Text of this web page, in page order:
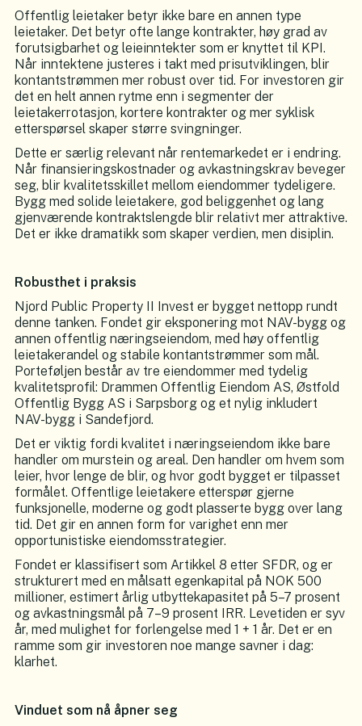
Offentlig leietaker betyr ikke bare en annen type
leietaker. Det betyr ofte lange kontrakter, høy grad av
forutsigbarhet og leieinntekter som er knyttet til KPI.
Når inntektene justeres i takt med prisutviklingen, blir
kontantstrømmen mer robust over tid. For investoren gir
det en helt annen rytme enn i segmenter der
leietakerrotasjon, kortere kontrakter og mer syklisk
etterspørsel skaper større svingninger.
Dette er særlig relevant når rentemarkedet er i endring.
Når finansieringskostnader og avkastningskrav beveger
seg, blir kvalitetsskillet mellom eiendommer tydeligere.
Bygg med solide leietakere, god beliggenhet og lang
gjenværende kontraktslengde blir relativt mer attraktive.
Det er ikke dramatikk som skaper verdien, men disiplin.
Robusthet i praksis
Njord Public Property II Invest er bygget nettopp rundt
denne tanken. Fondet gir eksponering mot NAV-bygg og
annen offentlig næringseiendom, med høy offentlig
leietakerandel og stabile kontantstrømmer som mål.
Porteføljen består av tre eiendommer med tydelig
kvalitetsprofil: Drammen Offentlig Eiendom AS, Østfold
Offentlig Bygg AS i Sarpsborg og et nylig inkludert
NAV-bygg i Sandefjord.
Det er viktig fordi kvalitet i næringseiendom ikke bare
handler om murstein og areal. Den handler om hvem som
leier, hvor lenge de blir, og hvor godt bygget er tilpasset
formålet. Offentlige leietakere etterspør gjerne
funksjonelle, moderne og godt plasserte bygg over lang
tid. Det gir en annen form for varighet enn mer
opportunistiske eiendomsstrategier.
Fondet er klassifisert som Artikkel 8 etter SFDR, og er
strukturert med en målsatt egenkapital på NOK 500
millioner, estimert årlig utbyttekapasitet på 5–7 prosent
og avkastningsmål på 7–9 prosent IRR. Levetiden er syv
år, med mulighet for forlengelse med 1 + 1 år. Det er en
ramme som gir investoren noe mange savner i dag:
klarhet.
Vinduet som nå åpner seg